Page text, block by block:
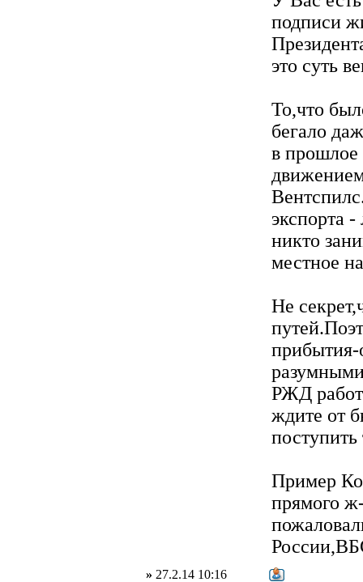
подписи
это суть
То,что
бегало
в прошлое
экспорта
никто
местное
Не
РЖД
ждите от
поступить
Пример
прямого
» 27.2.14 10:16